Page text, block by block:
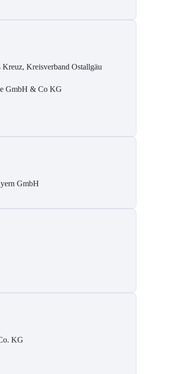
Kreuz, Kreisverband Ostallgäu
GmbH & Co KG
GmbH
KG